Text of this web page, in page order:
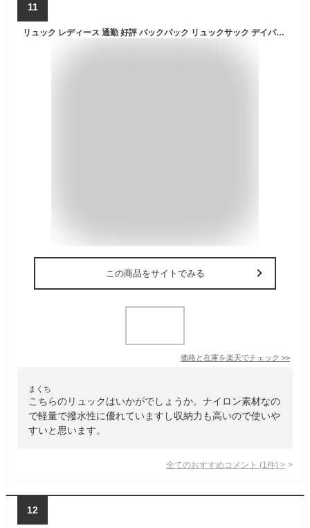
11
リュック レディース 通勤 好評 バックパック リュックサック デイパック バッグ バック 鞄 かばん カバン メンズ 容量 多機能 軽量 軽い ナイロン 背面ファスナー キャリーオン 撥水 はっ水 A4 通学 旅行 おしゃれ オシャレ
この商品をサイトでみる
価格と在庫を楽天でチェック >>
まくち
こちらのリュックはいかがでしょうか。ナイロン素材なの
で軽量で撥水性に優れていますし収納力も高いので使いや
すいと思います。
全てのおすすめコメント (1 件) >
12